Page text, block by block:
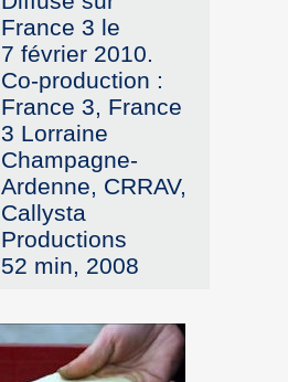
France 3 le
7 février 2010.
Co-production :
France 3, France
3 Lorraine
Champagne-
Ardenne, CRRAV,
Callysta
Productions
52 min, 2008